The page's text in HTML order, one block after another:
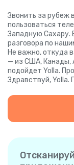
Звонить за рубеж
пользоваться
Западную Сахару.
разговора по
Не важно, откуда
— из США, Канады,
подойдет Yolla.
Здравствуй, Yolla.